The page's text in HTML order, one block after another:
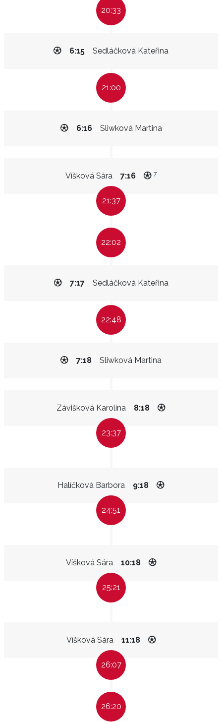
20:33
Sedláčková Kateřina
6:15
21:00
Sliwková Martina
6:16
Víšková Sára 7:16 7
21:37
22:02
Sedláčková Kateřina
7:17
22:48
Sliwková Martina
7:18
Závišková Karolína 8:18
23:37
Halíčková Barbora 9:18
24:51
Víšková Sára 10:18
25:21
Víšková Sára 11:18
26:07
26:20